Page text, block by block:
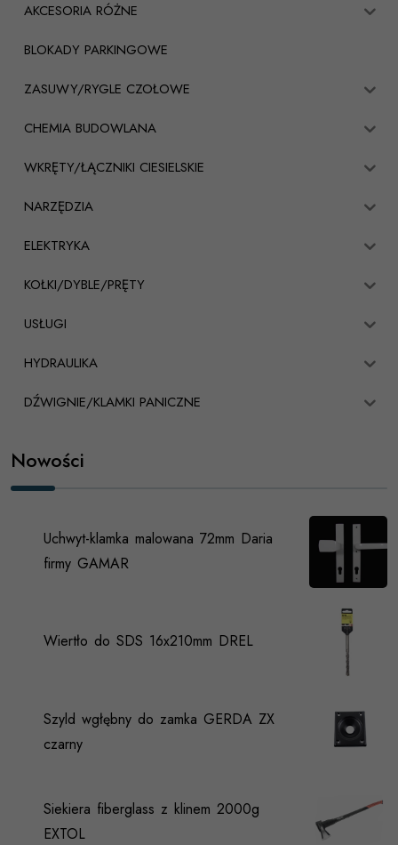
AKCESORIA RÓŻNE
BLOKADY PARKINGOWE
ZASUWY/RYGLE CZOŁOWE
CHEMIA BUDOWLANA
WKRĘTY/ŁĄCZNIKI CIESIELSKIE
NARZĘDZIA
ELEKTRYKA
KOŁKI/DYBLE/PRĘTY
USŁUGI
HYDRAULIKA
DŹWIGNIE/KLAMKI PANICZNE
Nowości
Uchwyt-klamka malowana 72mm Daria
firmy GAMAR
Wiertło do SDS 16x210mm DREL
Szyld wgłębny do zamka GERDA ZX
czarny
Siekiera fiberglass z klinem 2000g
EXTOL